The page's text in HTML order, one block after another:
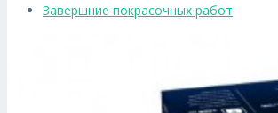
Завершние покрасочных работ